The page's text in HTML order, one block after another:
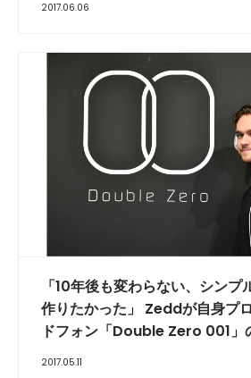
2017.06.06
「10年後も変わらない、シン
作りたかった」 Zeddが自身プ
ドフォン「Double Zero 001」
2017.05.11